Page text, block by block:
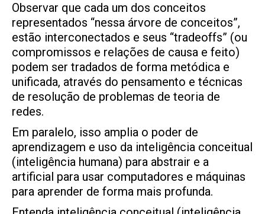
Observar que cada um dos conceitos
representados “nessa árvore de conceitos”,
estão interconectados e seus “tradeoffs” (ou
compromissos e relações de causa e feito)
podem ser tradados de forma metódica e
unificada, através do pensamento e técnicas
de resolução de problemas de teoria de
redes.
Em paralelo, isso amplia o poder de
aprendizagem e uso da inteligência conceitual
(inteligência humana) para abstrair e a
artificial para usar computadores e máquinas
para aprender de forma mais profunda.